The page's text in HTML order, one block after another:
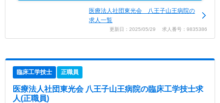
医療法人社団東光会 八王子山王病院の
求人一覧
更新日：2025/05/29 求人番号：9835386
臨床工学技士 正職員
医療法人社団東光会 八王子山王病院の臨床工学技士求
人(正職員)